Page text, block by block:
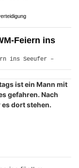
Feiern ins
ist ein Mann mit
gefahren. Nach
dort stehen.